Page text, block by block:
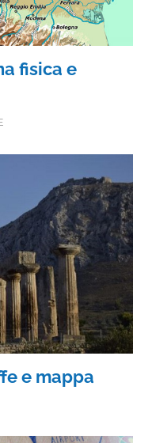
fisica e
e mappa